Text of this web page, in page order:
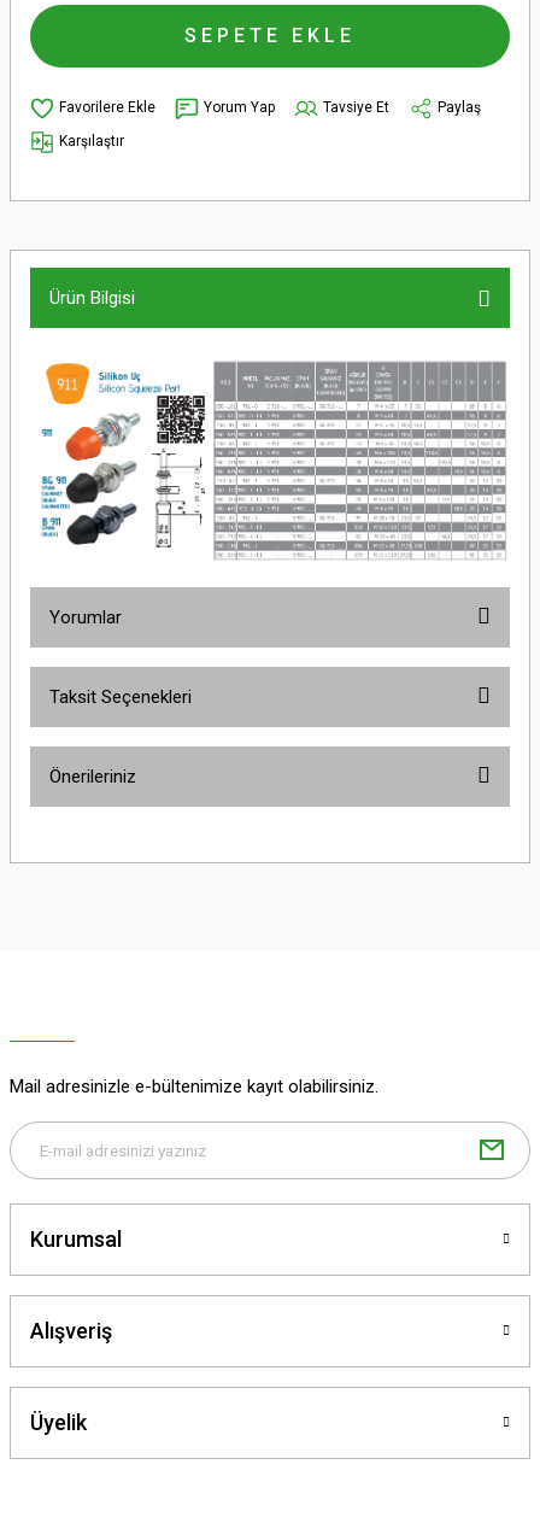
SEPETE EKLE
Yorum Yap Tavsiye Et
Paylaş
Karşılaştır
Ürün Bilgisi
Yorumlar
Taksit Seçenekleri
Önerileriniz
Bu ürüne benzer farklı alternatifler olmalı.
Mail adresinizle e-bültenimize kayıt olabilirsiniz.
Kurumsal
Alışveriş
Üyelik